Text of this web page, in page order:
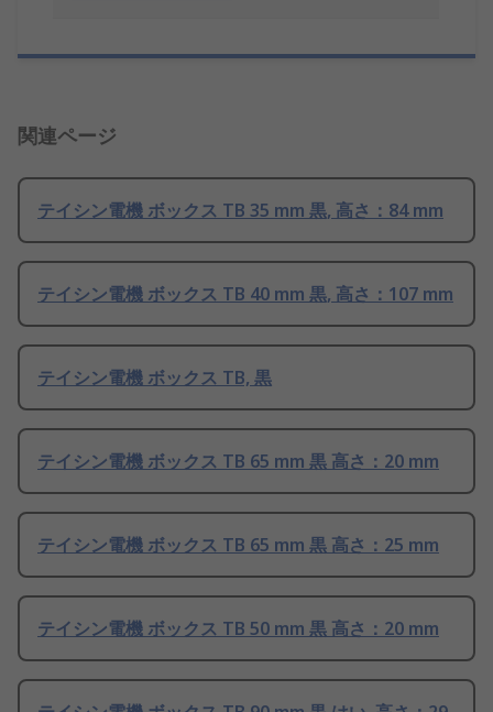
関連ページ
テイシン電機 ボックス TB 35 mm 黒, 高さ：84 mm
テイシン電機 ボックス TB 40 mm 黒, 高さ：107 mm
テイシン電機 ボックス TB, 黒
テイシン電機 ボックス TB 65 mm 黒 高さ：20 mm
テイシン電機 ボックス TB 65 mm 黒 高さ：25 mm
テイシン電機 ボックス TB 50 mm 黒 高さ：20 mm